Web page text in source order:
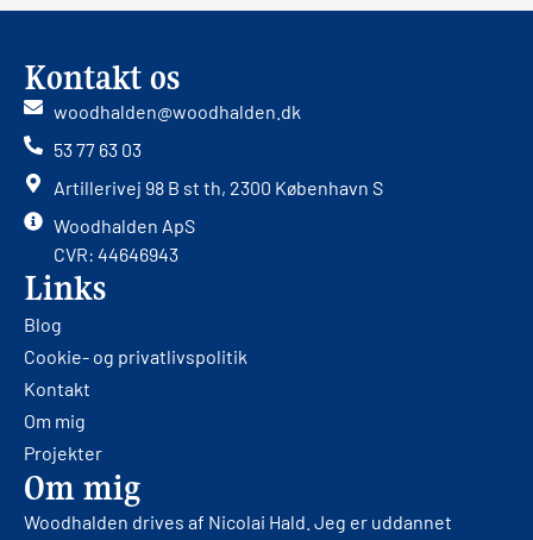
Kontakt os
woodhalden@woodhalden.dk
53 77 63 03
Artillerivej 98 B st th, 2300 København S
Woodhalden ApS
CVR: 44646943
Links
Blog
Cookie- og privatlivspolitik
Kontakt
Om mig
Projekter
Om mig
Woodhalden drives af Nicolai Hald. Jeg er uddannet